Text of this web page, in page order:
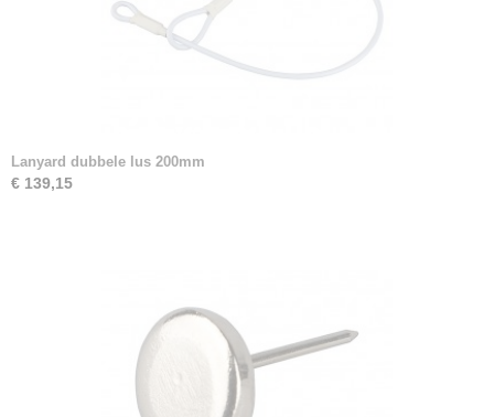
Lanyard dubbele lus 200mm
€ 139,15